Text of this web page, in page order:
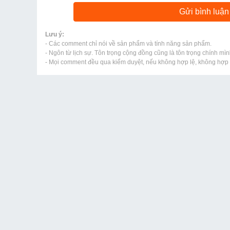
Lưu ý:
- Các comment chỉ nói về sản phẩm và tính năng sản phẩm.
- Ngôn từ lịch sự. Tôn trọng cộng đồng cũng là tôn trọng chính
- Mọi comment đều qua kiểm duyệt, nếu không hợp lệ, không hợp